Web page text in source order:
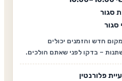
סגור
סגור
חדש והזמנים יכולים
– בדקו לפני שאתם הולכים.
פלורנטין